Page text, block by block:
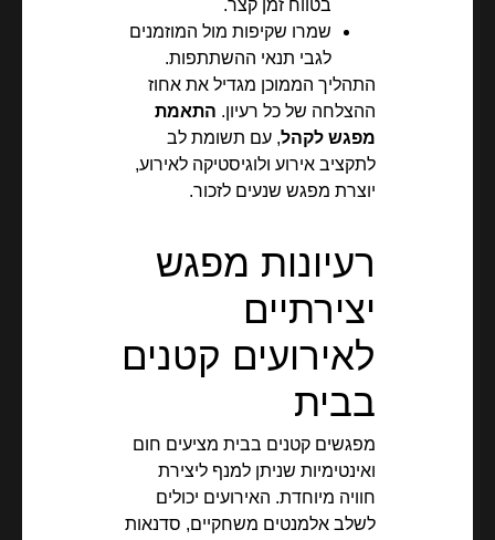
בטווח זמן קצר.
שמרו שקיפות מול המוזמנים
לגבי תנאי ההשתתפות.
התהליך הממוכן מגדיל את אחוז
ההצלחה של כל רעיון. התאמת
מפגש לקהל, עם תשומת לב
לתקציב אירוע ולוגיסטיקה לאירוע,
יוצרת מפגש שנעים לזכור.
רעיונות מפגש
יצירתיים
לאירועים קטנים
בבית
מפגשים קטנים בבית מציעים חום
ואינטימיות שניתן למנף ליצירת
חוויה מיוחדת. האירועים יכולים
לשלב אלמנטים משחקיים, סדנאות